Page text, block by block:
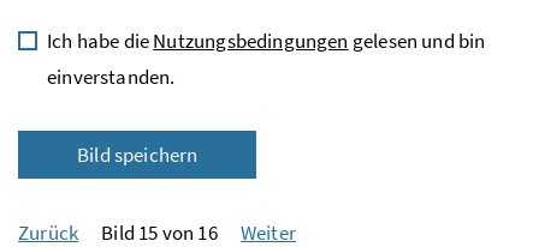
Ich habe dieNutzungsbedingungen gelesen und bin
einverstanden.
Bild speichern
Zurück Bild 15 von 16 Weiter